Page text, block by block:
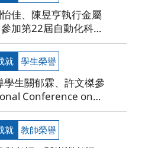
佳、陳昱亨執行金屬
加第22屆自動化科技
2025)，榮獲最佳研
就 學生榮譽
生關郁霖、許文榤參
Conference on
(AUTOMATION
國際研討會暨113年度
獲最佳學生論文獎-佳
就 教師榮譽